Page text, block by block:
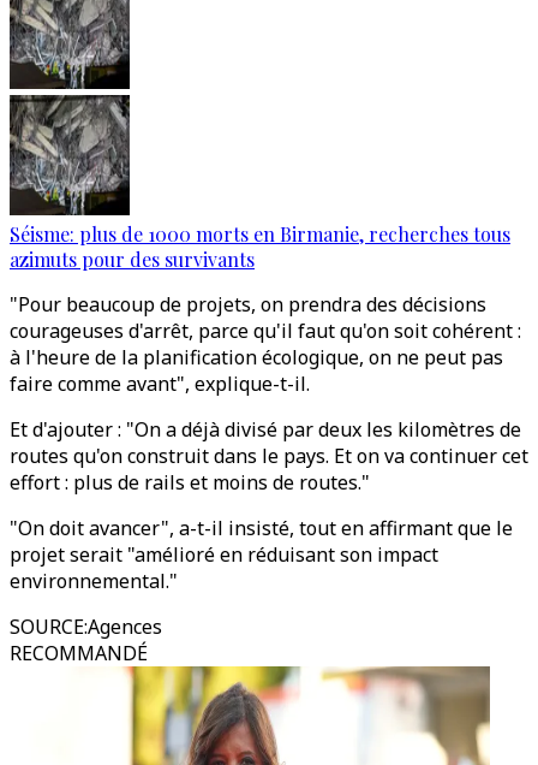
Séisme: plus de 1000 morts en Birmanie, recherches tous
azimuts pour des survivants
"Pour beaucoup de projets, on prendra des décisions
courageuses d'arrêt, parce qu'il faut qu'on soit cohérent :
à l'heure de la planification écologique, on ne peut pas
faire comme avant", explique-t-il.
Et d'ajouter : "On a déjà divisé par deux les kilomètres de
routes qu'on construit dans le pays. Et on va continuer cet
effort : plus de rails et moins de routes."
"On doit avancer", a-t-il insisté, tout en affirmant que le
projet serait "amélioré en réduisant son impact
environnemental."
SOURCE:Agences
RECOMMANDÉ